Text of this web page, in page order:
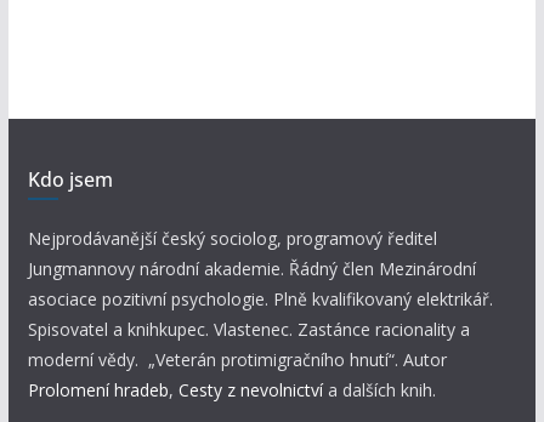
Kdo jsem
Nejprodávanější český sociolog, programový ředitel
Jungmannovy národní akademie. Řádný člen Mezinárodní
asociace pozitivní psychologie. Plně kvalifikovaný elektrikář.
Spisovatel a knihkupec. Vlastenec. Zastánce racionality a
moderní vědy. „Veterán protimigračního hnutí“. Autor
Prolomení hradeb, Cesty z nevolnictví a dalších knih.